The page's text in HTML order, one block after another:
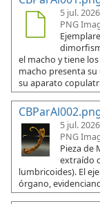
5 jul.
PNG
el macho y tiene
macho presenta
su aparato
5 jul.
PNG
Pieza de
extraído
lumbricoides). El
órgano,